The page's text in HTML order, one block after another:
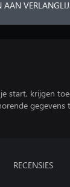
AAN
start, krijgen
gegevens
RECENSIES